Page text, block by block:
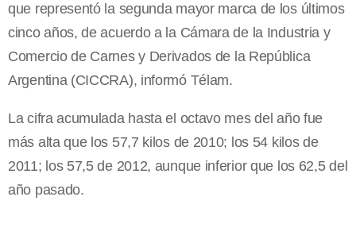
que representó la segunda mayor marca de los últimos
cinco años, de acuerdo a la Cámara de la Industria y
Comercio de Carnes y Derivados de la República
Argentina (CICCRA), informó Télam.
La cifra acumulada hasta el octavo mes del año fue
más alta que los 57,7 kilos de 2010; los 54 kilos de
2011; los 57,5 de 2012, aunque inferior que los 62,5 del
año pasado.